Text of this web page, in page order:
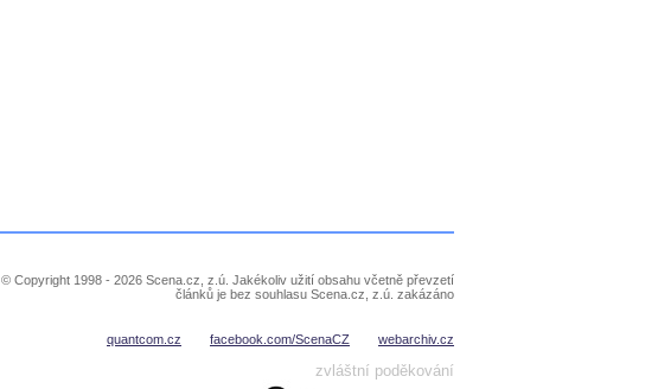
© Copyright 1998 - 2026 Scena.cz, z.ú. Jakékoliv užití obsahu včetně převzetí
článků je bez souhlasu Scena.cz, z.ú. zakázáno
quantcom.cz facebook.com/ScenaCZ webarchiv.cz
zvláštní poděkování